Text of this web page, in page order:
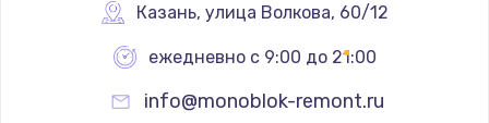
Замена контроллера питания
Казань, улица Волкова, 60/12
ежедневно с 9:00 до 21:00
info@monoblok-remont.ru